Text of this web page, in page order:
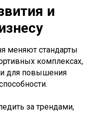
и
меняют стандарты
комплексах,
для повышения
за трендами,